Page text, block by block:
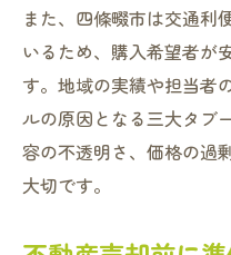
不動産売却で
売却活動の落
注意したい不
不動産売却を
方法
また、四條畷市は交通利
いるため、購入希望者が
す。地域の実績や担当者
ルの原因となる三大タブ
容の不透明さ、価格の過
大切です。